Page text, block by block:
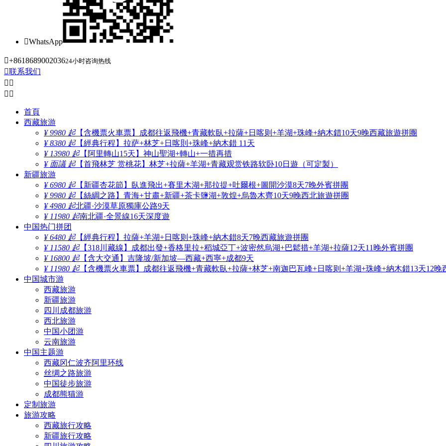
WhatsApp
+861868900203624小时咨询热线
联系我们
 
 
首頁
西藏旅游
¥ 9980 起【含機票火車票】成都往返飛機+青藏軟臥+拉薩+日喀则+羊湖+珠峰+納木錯10天9晚西藏旅遊拼團
¥ 8380 起【經典行程】拉萨+林芝+日喀則+珠峰+納木錯 11天
¥ 13980 起【阿里轉山15天】神山聖湖+轉山+一措再措
¥ 面議 起【首飛林芝 赏桃花】林芝+拉薩+羊湖+青藏观赏铁路软卧10日遊（可定製）
新疆旅游
¥ 6980 起【新疆杏花節】臥進飛出+賽里木湖+那拉提+吐爾根+圖開沙漠8天7晚外賓拼團
¥ 9980 起【絲綢之路】青海+甘肅+新疆+茶卡鹽湖+敦煌+烏魯木齊10天9晚西北旅遊拼團
¥ 4980 起北疆·沙漠草原獨庫公路9天
¥ 11980 起南北疆·全景線16天深度遊
中国热门拼团
¥ 6480 起【經典行程】拉薩+羊湖+日喀则+珠峰+納木錯8天7晚西藏旅遊拼團
¥ 11580 起【318川藏線】成都出發+香格里拉+稻城亞丁+波密然烏湖+巴鬆措+羊湖+拉薩12天11晚外賓拼團
¥ 16800 起【含大交通】吉隆坡/新加坡—西藏+西寧+成都9天
¥ 11980 起【含機票火車票】成都往返飛機+青藏軟臥+拉薩+林芝+南迦巴瓦峰+日喀则+羊湖+珠峰+納木錯13天12晚
中国城市游
西藏旅游
新疆旅游
四川成都旅游
西北旅游
中国小团游
云南旅游
中国主题游
西藏冈仁波齐阿里环线
丝绸之路旅游
中国徒步旅游
成都熊猫游
定制旅游
旅游攻略
西藏旅行攻略
新疆旅行攻略